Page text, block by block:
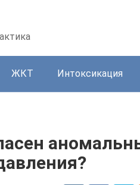
ЖКТ Интоксикация